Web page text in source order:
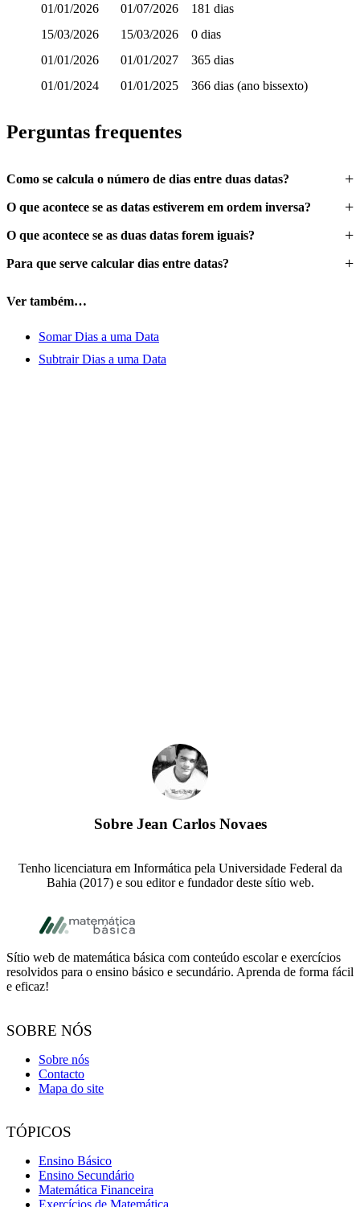
01/01/2026
01/07/2026
181 dias
15/03/2026
15/03/2026
0 dias
01/01/2026
01/01/2027
365 dias
01/01/2024
01/01/2025 366 dias (ano bissexto)
Perguntas frequentes
Como se calcula o número de dias entre duas datas?
O que acontece se as datas estiverem em ordem inversa?
O que acontece se as duas datas forem iguais?
Para que serve calcular dias entre datas?
Ver também…
Somar Dias a uma Data
Subtrair Dias a uma Data
Sobre Jean Carlos Novaes
Tenho licenciatura em Informática pela Universidade Federal da
Bahia (2017) e sou editor e fundador deste sítio web.
Footer
Sítio web de matemática básica com conteúdo escolar e exercícios
resolvidos para o ensino básico e secundário. Aprenda de forma fácil
e eficaz!
SOBRE NÓS
Sobre nós
Contacto
Mapa do site
TÓPICOS
Ensino Básico
Ensino Secundário
Matemática Financeira